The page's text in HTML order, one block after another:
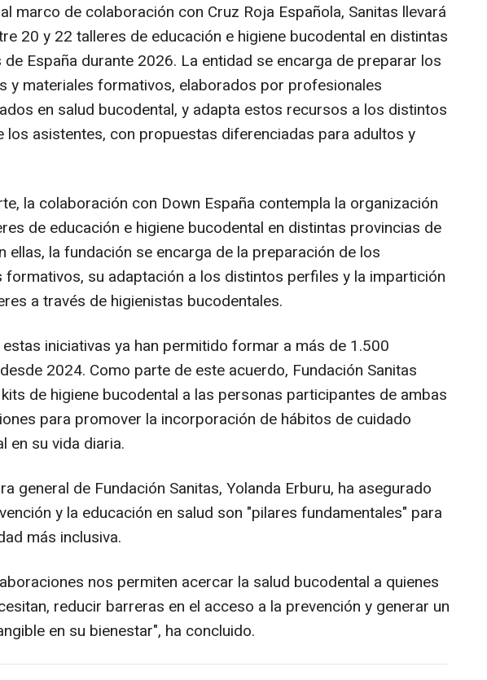
marco de colaboración con Cruz Roja Española, Sanitas llevará
20 y 22 talleres de educación e higiene bucodental en distintas
de España durante 2026. La entidad se encarga de preparar los
y materiales formativos, elaborados por profesionales
en salud bucodental, y adapta estos recursos a los distintos
los asistentes, con propuestas diferenciadas para adultos y
la colaboración con Down España contempla la organización
de educación e higiene bucodental en distintas provincias de
ellas, la fundación se encarga de la preparación de los
formativos, su adaptación a los distintos perfiles y la impartición
a través de higienistas bucodentales.
estas iniciativas ya han permitido formar a más de 1.500
2024. Como parte de este acuerdo, Fundación Sanitas
de higiene bucodental a las personas participantes de ambas
para promover la incorporación de hábitos de cuidado
en su vida diaria.
general de Fundación Sanitas, Yolanda Erburu, ha asegurado
y la educación en salud son "pilares fundamentales" para
más inclusiva.
nos permiten acercar la salud bucodental a quienes
reducir barreras en el acceso a la prevención y generar un
en su bienestar", ha concluido.